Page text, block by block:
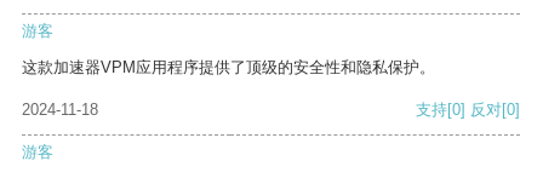
游客
这款加速器VPM应用程序提供了顶级的安全性和隐私保护。
2024-11-18 支持[0] 反对[0]
游客